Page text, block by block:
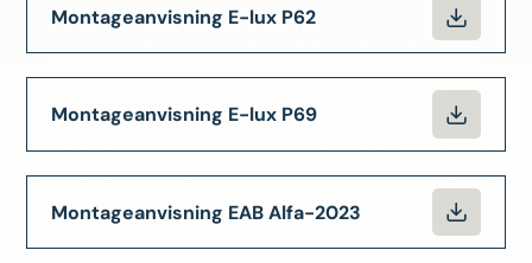
Montageanvisning E-lux P62
Montageanvisning E-lux P69
Montageanvisning EAB Alfa-2023